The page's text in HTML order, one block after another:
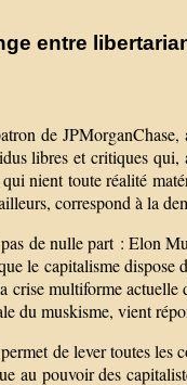
entre
de
libres et critiques qui,
nient toute réalité
correspond à la
de nulle part : Elon
le capitalisme dispose
crise multiforme
du muskisme, vient
de lever toutes les
au pouvoir des